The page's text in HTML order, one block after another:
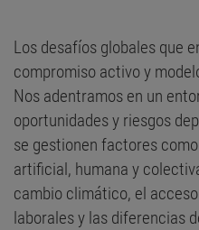
Los desafíos globales que
compromiso activo y
Nos adentramos en un
oportunidades y riesgos
se gestionen factores
artificial, humana y
cambio climático, el
laborales y las diferencias